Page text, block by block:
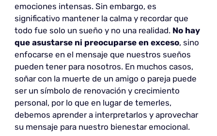
emociones intensas. Sin embargo, es
significativo mantener la calma y recordar que
todo fue solo un sueño y no una realidad. No hay
que asustarse ni preocuparse en exceso, sino
enfocarse en el mensaje que nuestros sueños
pueden tener para nosotros. En muchos casos,
soñar con la muerte de un amigo o pareja puede
ser un símbolo de renovación y crecimiento
personal, por lo que en lugar de temerles,
debemos aprender a interpretarlos y aprovechar
su mensaje para nuestro bienestar emocional.